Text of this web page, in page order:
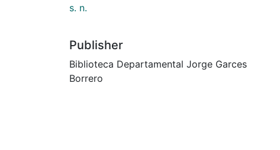
s. n.
Publisher
Biblioteca Departamental Jorge Garces
Borrero